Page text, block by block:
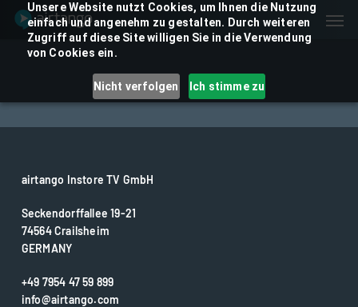
Unsere Website nutzt Cookies, um Ihnen die Nutzung
einfach und angenehm zu gestalten. Durch weiteren
Zugriff auf diese Site willigen Sie in die Verwendung
von Cookies ein.
Nicht verfolgen Ich stimme zu
Skip
content
airtango Instore TV GmbH
Seckendorffallee 19-21
74564 Crailsheim
GERMANY
+49 7954 47 59 899
info@airtango.com